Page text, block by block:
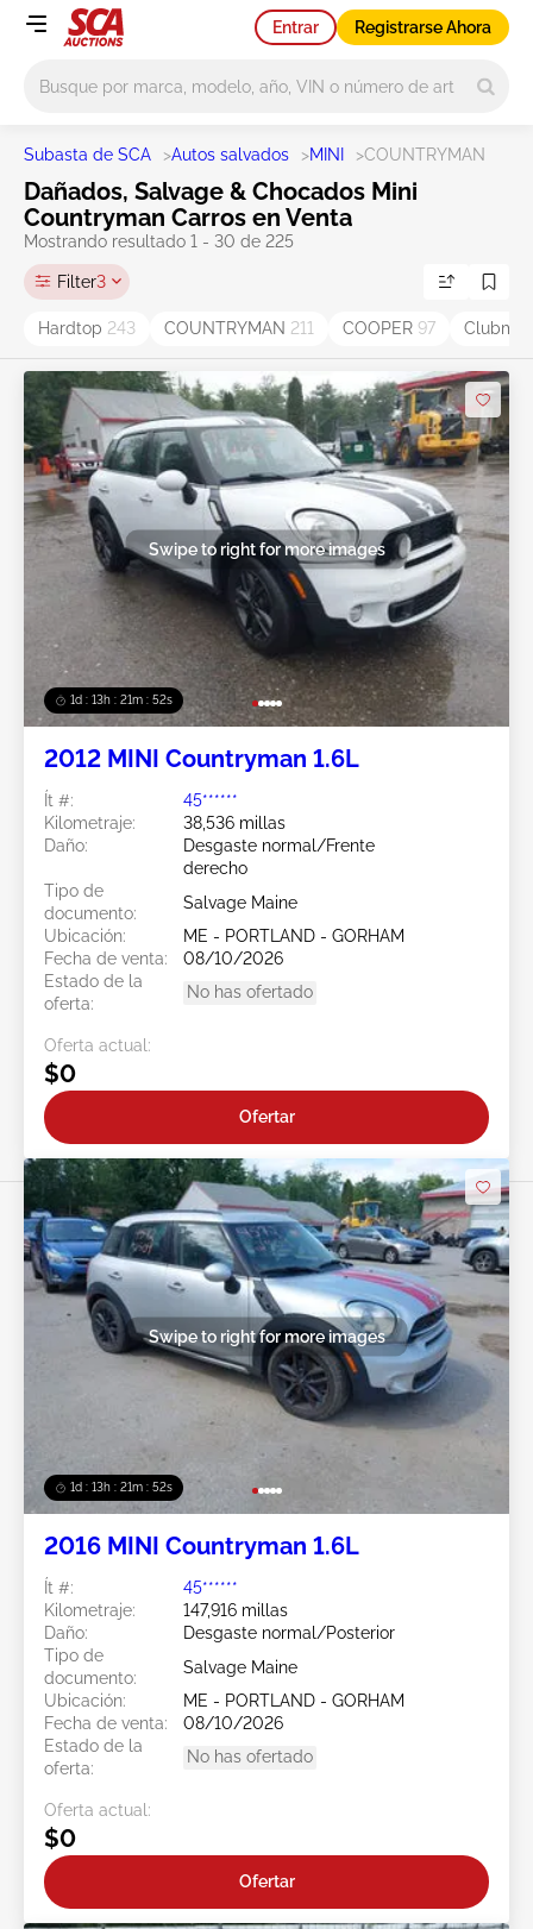
Entrar Registrarse Ahora
Subasta de SCA >Autos salvados >MINI >COUNTRYMAN
Dañados, Salvage & Chocados Mini
Countryman Carros en Venta
Mostrando resultado 1 - 30 de 225
Filter3
Hardtop 243 COUNTRYMAN 211 COOPER 97
1d : 13h : 21m : 49s
Swipe to right for more images
2012 MINI Countryman 1.6L
Ít #:
45******
Kilometraje:
38,536 millas
Daño:
Desgaste normal/Frente
derecho
Tipo de
documento:
Salvage Maine
Ubicación:
ME - PORTLAND - GORHAM
Fecha de venta:
08/10/2026
Estado de la
oferta:
No has ofertado
Oferta actual:
$0
Ofertar
1d : 13h : 21m : 49s
Swipe to right for more images
2016 MINI Countryman 1.6L
Ít #:
45******
Kilometraje:
147,916 millas
Daño:
Desgaste normal/Posterior
Tipo de
documento:
Salvage Maine
Ubicación:
ME - PORTLAND - GORHAM
Fecha de venta:
08/10/2026
Estado de la
oferta:
No has ofertado
Oferta actual:
$0
Ofertar